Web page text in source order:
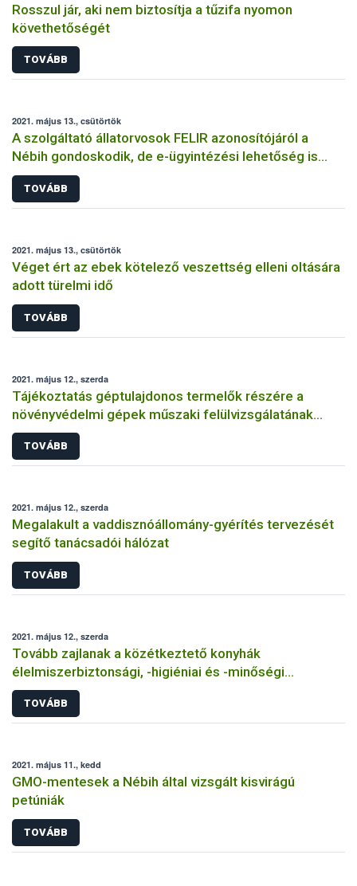
Rosszul jár, aki nem biztosítja a tűzifa nyomon
követhetőségét
TOVÁBB
2021. május 13., csütörtök
A szolgáltató állatorvosok FELIR azonosítójáról a
Nébih gondoskodik, de e-ügyintézési lehetőség is
rendelkezésre áll
TOVÁBB
2021. május 13., csütörtök
Véget ért az ebek kötelező veszettség elleni oltására
adott türelmi idő
TOVÁBB
2021. május 12., szerda
Tájékoztatás géptulajdonos termelők részére a
növényvédelmi gépek műszaki felülvizsgálatának
kötelezőségéről
TOVÁBB
2021. május 12., szerda
Megalakult a vaddisznóállomány-gyérítés tervezését
segítő tanácsadói hálózat
TOVÁBB
2021. május 12., szerda
Tovább zajlanak a közétkeztető konyhák
élelmiszerbiztonsági, -higiéniai és -minőségi
minősítései
TOVÁBB
2021. május 11., kedd
GMO-mentesek a Nébih által vizsgált kisvirágú
petúniák
TOVÁBB